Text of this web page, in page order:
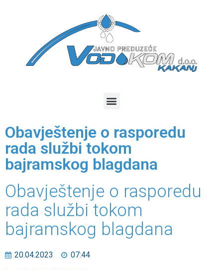
Obavještenje o rasporedu
rada službi tokom
bajramskog blagdana
Obavještenje o rasporedu
rada službi tokom
bajramskog blagdana
20.04.2023 07:44